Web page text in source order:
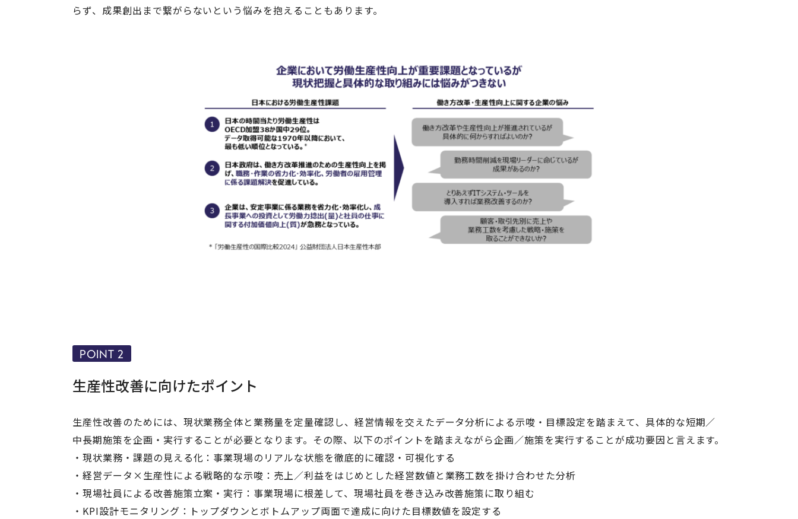
らず、成果創出まで繋がらないという悩みを抱えることもあります。
生産性改善に向けたポイント
POINT 2
生産性改善のためには、現状業務全体と業務量を定量確認し、経営情報を交えたデータ分析による示唆・目標設定を踏まえて、具体的な短期／
中長期施策を企画・実行することが必要となります。その際、以下のポイントを踏まえながら企画／施策を実行することが成功要因と言えます。
・現状業務・課題の見える化：事業現場のリアルな状態を徹底的に確認・可視化する
・経営データ×生産性による戦略的な示唆：売上／利益をはじめとした経営数値と業務工数を掛け合わせた分析
・現場社員による改善施策立案・実行：事業現場に根差して、現場社員を巻き込み改善施策に取り組む
・KPI設計モニタリング：トップダウンとボトムアップ両面で達成に向けた目標数値を設定する